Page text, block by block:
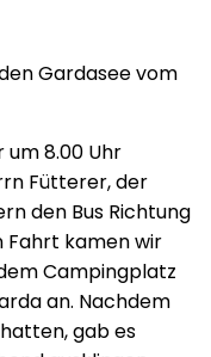
Gardasee vom
um 8.00 Uhr
Fütterer, der
den Bus Richtung
Fahrt kamen wir
Campingplatz
an. Nachdem
gab es